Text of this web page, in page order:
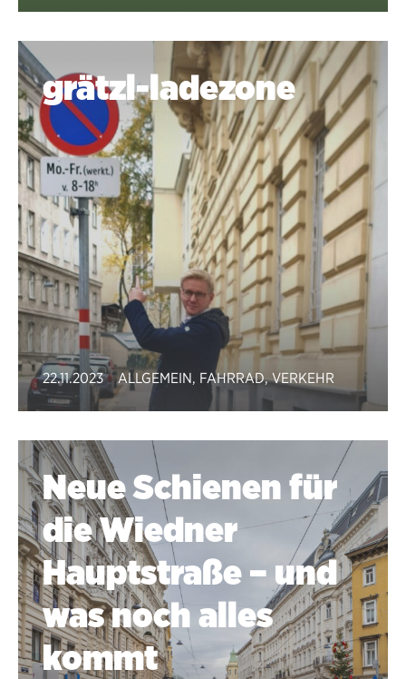
grätzl-ladezone
22.11.2023 ALLGEMEIN, FAHRRAD,VERKEHR
Neue Schienen für
die Wiedner
Hauptstraße – und
was noch alles
kommt